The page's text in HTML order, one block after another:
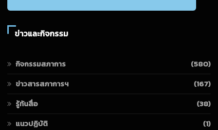
ข่าวและกิจกรรม
กิจกรรมสภาการ
(580)
ข่าวสารสภาการฯ
(167)
รู้ทันสื่อ
(38)
แนวปฏิบัติ
(1)